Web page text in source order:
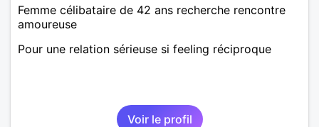
Femme célibataire de 42 ans recherche rencontre
amoureuse
Pour une relation sérieuse si feeling réciproque
Voir le profil